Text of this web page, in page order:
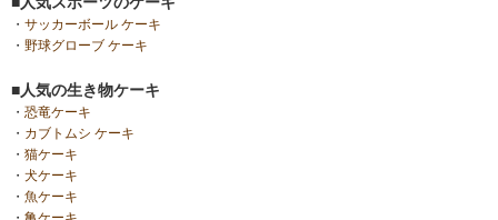
・ サッカーボール ケーキ
・ 野球グローブ ケーキ
■人気の生き物ケーキ
・ 恐竜ケーキ
・ カブトムシ ケーキ
・ 猫ケーキ
・ 犬ケーキ
・ 魚ケーキ